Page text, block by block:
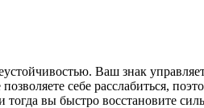
Ваш знак
себе расслабиться,
вы быстро восстановите